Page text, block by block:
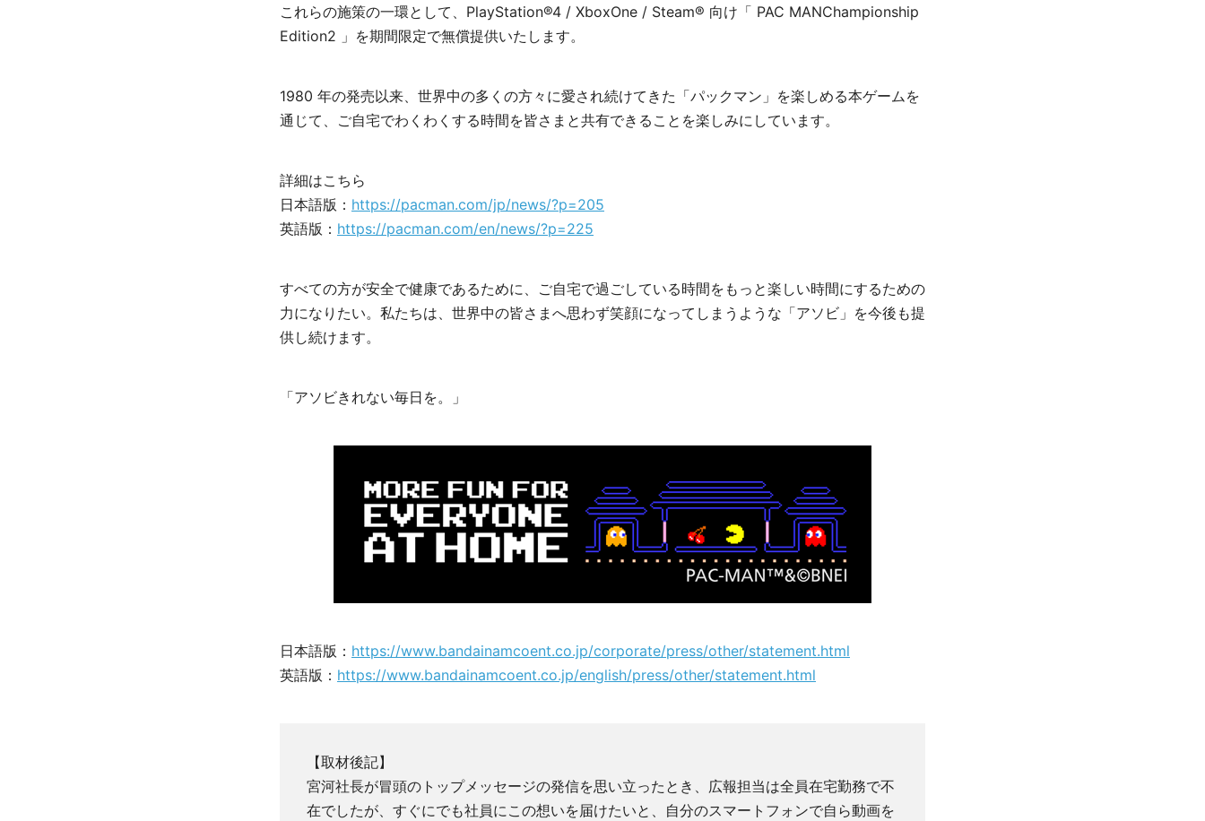
これらの施策の一環として、PlayStation®4 / XboxOne / Steam® 向け「 PAC MANChampionship
Edition2 」を期間限定で無償提供いたします。
1980 年の発売以来、世界中の多くの方々に愛され続けてきた「パックマン」を楽しめる本ゲームを
通じて、ご自宅でわくわくする時間を皆さまと共有できることを楽しみにしています。
詳細はこちら
日本語版： https://pacman.com/jp/news/?p=205
英語版： https://pacman.com/en/news/?p=225
すべての方が安全で健康であるために、ご自宅で過ごしている時間をもっと楽しい時間にするための
力になりたい。私たちは、世界中の皆さまへ思わず笑顔になってしまうような「アソビ」を今後も提
供し続けます。
「アソビきれない毎日を。」
日本語版： https://www.bandainamcoent.co.jp/corporate/press/other/statement.html
英語版： https://www.bandainamcoent.co.jp/english/press/other/statement.html
【取材後記】
宮河社長が冒頭のトップメッセージの発信を思い立ったとき、広報担当は全員在宅勤務で不
在でしたが、すぐにでも社員にこの想いを届けたいと、自分のスマートフォンで自ら動画を